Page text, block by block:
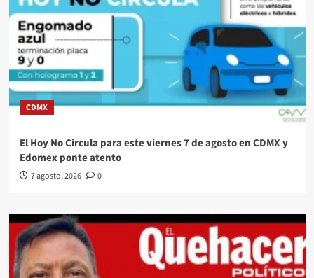
CDMX
El Hoy No Circula para este viernes 7 de agosto en CDMX y
Edomex ponte atento
7 agosto, 2026 0